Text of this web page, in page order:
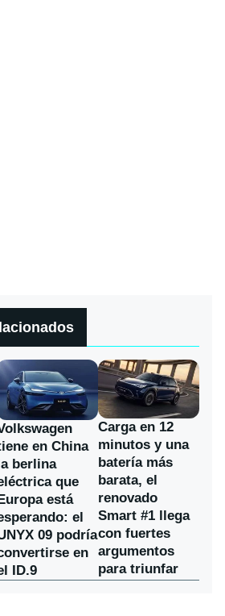
en China
la berlina
que
Europa está
el
09 podría
en
ID.9
Carga en 12
minutos y una
batería más
barata, el
renovado
Smart #1 llega
con fuertes
argumentos
para triunfar